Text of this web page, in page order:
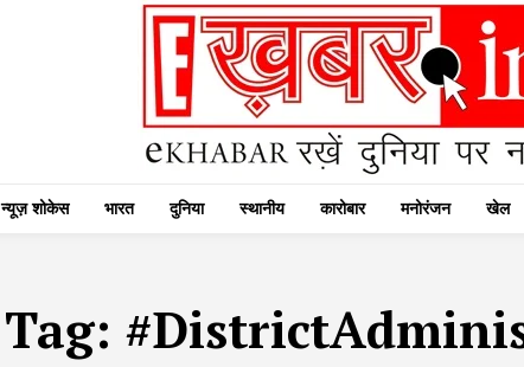
न्यूज़ शोकेस भारत दुनिया स्थानीय कारोबार मनोरंजन खेल
Tag: